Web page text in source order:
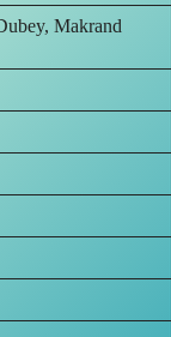
Makrand